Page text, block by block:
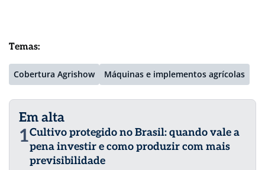
Temas:
Cobertura Agrishow Máquinas e implementos agrícolas
Em alta
1Cultivo protegido no Brasil: quando vale a
pena investir e como produzir com mais
previsibilidade